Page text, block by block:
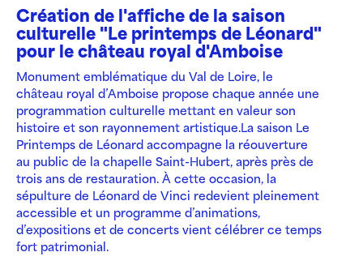
Création de l'affiche de la saison
culturelle "Le printemps de Léonard"
pour le château royal d'Amboise
Monument emblématique du Val de Loire, le
château royal d’Amboise propose chaque année une
programmation culturelle mettant en valeur son
histoire et son rayonnement artistique.La saison Le
Printemps de Léonard accompagne la réouverture
au public de la chapelle Saint-Hubert, après près de
trois ans de restauration. À cette occasion, la
sépulture de Léonard de Vinci redevient pleinement
accessible et un programme d’animations,
d’expositions et de concerts vient célébrer ce temps
fort patrimonial.